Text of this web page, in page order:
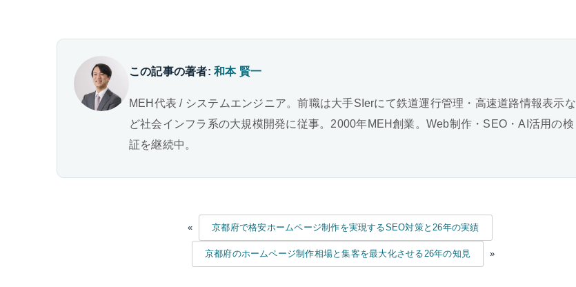
この記事の著者:和本 賢一
MEH代表 / システムエンジニア。前職は大手SIerにて鉄道運行管理・高速道路情報表示な
ど社会インフラ系の大規模開発に従事。2000年MEH創業。Web制作・SEO・AI活用の検
証を継続中。
« 京都府で格安ホームページ制作を実現するSEO対策と26年の実績
京都府のホームページ制作相場と集客を最大化させる26年の知見 »